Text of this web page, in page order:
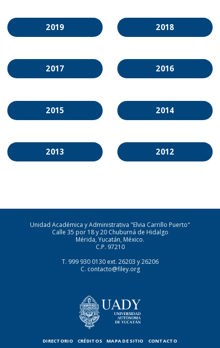
2019 2018
2017 2016
2015 2014
2013 2012
Unidad Académica y Administrativa "Elvia Carrillo Puerto"
Calle 35 por 18 y 20 Chuburná de Hidalgo
Mérida, Yucatán, México.
C.P. 97210
T. 999 930 0130ext. 26203 y 26206
C. contacto@filey.org
DIRECTORIO CRÉDITOS MAPA DE SITIO CONTACTO